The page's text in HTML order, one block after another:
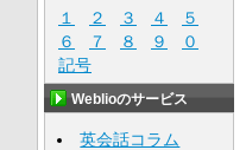
１ ２ ３ ４
５
６
７ ８ ９
０
記号
Weblioのサービス
英会話コラム